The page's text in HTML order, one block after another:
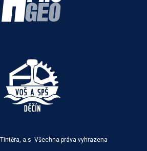
a.s. Všechna práva vyhrazena